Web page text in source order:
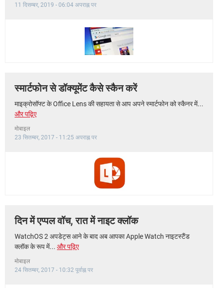
11 दिसम्बर, 2019 - 06:04 अपराह्न पर
स्मार्टफोन से डॉक्यूमेंट कैसे स्कैन करें
माइक्रोसॉफ्ट के Office Lens की सहायता से आप अपने स्मार्टफोन को स्कैनर में...
और पढ़िए
मोबाइल
23 सितम्बर, 2017 - 11:25 अपराह्न पर
दिन में एप्पल वॉच, रात में नाइट क्लॉक
WatchOS 2 अपडेट्स आने के बाद अब आपका Apple Watch नाइटस्टैंड
क्लॉक के रूप में... और पढ़िए
मोबाइल
24 सितम्बर, 2017 - 10:32 पूर्वाह्न पर